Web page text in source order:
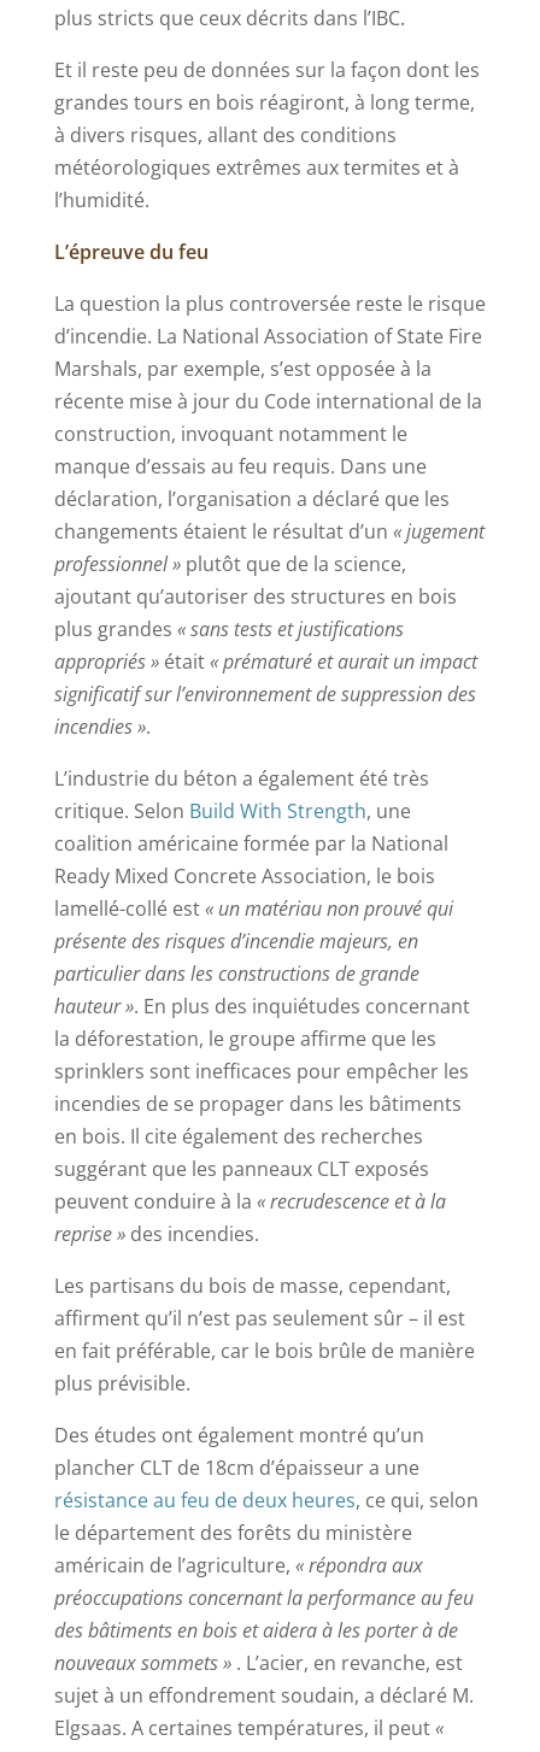
plus stricts que ceux décrits dans l’IBC.
Et il reste peu de données sur la façon dont les
grandes tours en bois réagiront, à long terme,
à divers risques, allant des conditions
météorologiques extrêmes aux termites et à
l’humidité.
L’épreuve du feu
La question la plus controversée reste le risque
d’incendie. La National Association of State Fire
Marshals, par exemple, s’est opposée à la
récente mise à jour du Code international de la
construction, invoquant notamment le
manque d’essais au feu requis. Dans une
déclaration, l’organisation a déclaré que les
changements étaient le résultat d’un « jugement
professionnel »plutôt que de la science,
ajoutant qu’autoriser des structures en bois
plus grandes « sans tests et justifications
appropriés »était« prématuré et aurait un impact
significatif sur l’environnement de suppression des
incendies ».
L’industrie du béton a également été très
critique. Selon Build With Strength, une
coalition américaine formée par la National
Ready Mixed Concrete Association, le bois
lamellé-collé est« un matériau non prouvé qui
présente des risques d’incendie majeurs, en
particulier dans les constructions de grande
hauteur ». En plus des inquiétudes concernant
la déforestation, le groupe affirme que les
sprinklers sont inefficaces pour empêcher les
incendies de se propager dans les bâtiments
en bois. Il cite également des recherches
suggérant que les panneaux CLT exposés
peuvent conduire à la « recrudescence et à la
reprise »des incendies.
Les partisans du bois de masse, cependant,
affirment qu’il n’est pas seulement sûr – il est
en fait préférable, car le bois brûle de manière
plus prévisible.
Des études ont également montré qu’un
plancher CLT de 18cm d’épaisseur a une
résistance au feu de deux heures, ce qui, selon
le département des forêts du ministère
américain de l’agriculture, « répondra aux
préoccupations concernant la performance au feu
des bâtiments en bois et aidera à les porter à de
nouveaux sommets ». L’acier, en revanche, est
sujet à un effondrement soudain, a déclaré M.
Elgsaas. A certaines températures, il peut«